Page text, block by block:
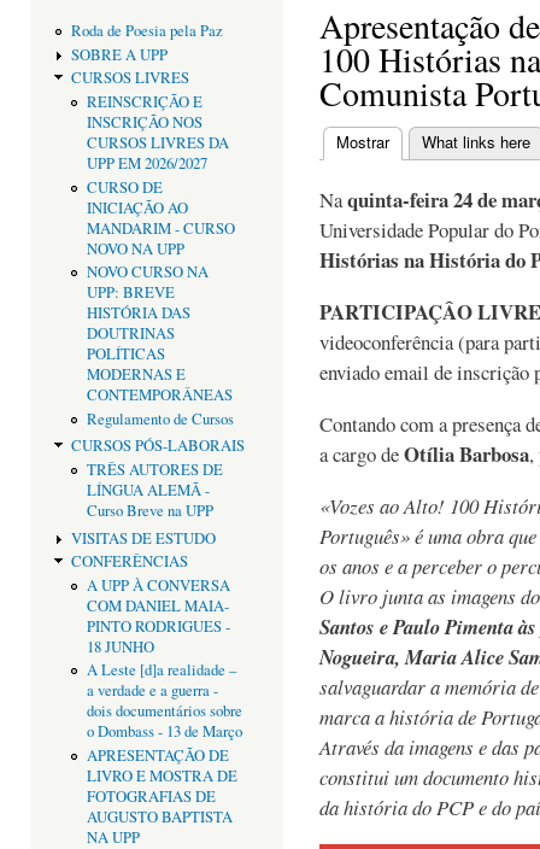
Roda de Poesia pela Paz
SOBRE A UPP
CURSOS LIVRES
REINSCRIÇÃO E
INSCRIÇÃO NOS
CURSOS LIVRES DA
UPP EM 2026/2027
CURSO DE
INICIAÇÃO AO
MANDARIM - CURSO
NOVO NA UPP
NOVO CURSO NA
UPP: BREVE
HISTÓRIA DAS
DOUTRINAS
POLÍTICAS
MODERNAS E
CONTEMPORÂNEAS
Regulamento de Cursos
CURSOS PÓS-LABORAIS
TRÊS AUTORES DE
LÍNGUA ALEMÃ -
Curso Breve na UPP
VISITAS DE ESTUDO
CONFERÊNCIAS
A UPP À CONVERSA
COM DANIEL MAIA-
PINTO RODRIGUES -
18 JUNHO
A Leste [d]a realidade –
a verdade e a guerra -
dois documentários sobre
o Dombass - 13 de Março
APRESENTAÇÃO DE
LIVRO E MOSTRA DE
FOTOGRAFIAS DE
AUGUSTO BAPTISTA
NA UPP
Apresentação
100 Histórias
Comunista
Separadores
Mostrar(separador ativo)
What links here
Naquinta-feira 24 de
Universidade Popular do
Histórias na História do
PARTICIPAÇÂO LIVRE
videoconferência (para
enviado email de inscrição
Contando com a presença
a cargo deOtília Barbosa,
«Vozes ao Alto! 100
Português» é uma obra
os anos e a perceber o
O livro junta as imagens
Santos e Paulo Pimenta
Nogueira, Maria Alice
salvaguardar a memória
marca a história de
Através da imagens e das
constitui um documento
da história do PCP e do